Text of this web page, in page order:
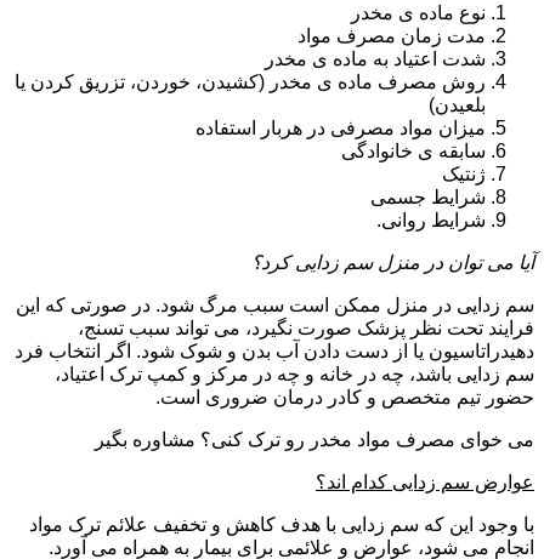
نوع ماده ی مخدر
مدت زمان مصرف مواد
شدت اعتیاد به ماده ی مخدر
روش مصرف ماده ی مخدر (کشیدن، خوردن، تزریق کردن یا
بلعیدن)
میزان مواد مصرفی در هربار استفاده
سابقه ی خانوادگی
ژنتیک
شرایط جسمی
شرایط روانی.
آیا می توان در منزل سم زدایی کرد؟
سم زدایی در منزل ممکن است سبب مرگ شود. در صورتی که این
فرایند تحت نظر پزشک صورت نگیرد، می تواند سبب تسنج،
دهیدراتاسیون یا از دست دادن آب بدن و شوک شود. اگر انتخاب فرد
سم زدایی باشد، چه در خانه و چه در مرکز و کمپ ترک اعتیاد،
حضور تیم متخصص و کادر درمان ضروری است.
می خوای مصرف مواد مخدر رو ترک کنی؟ مشاوره بگیر
عوارض سم زدایی کدام اند؟
با وجود این که سم زدایی با هدف کاهش و تخفیف علائم ترک مواد
انجام می شود، عوارض و علائمی برای بیمار به همراه می آورد.